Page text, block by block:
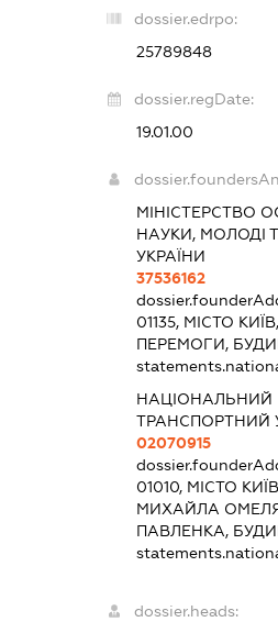
dossier.edrpo:
25789848
dossier.regDate:
19.01.00
МІНІСТЕРСТВО
НАУКИ, МОЛОДІ
УКРАЇНИ
37536162
01135, МІСТО
ПЕРЕМОГИ,
НАЦІОНАЛЬНИЙ
ТРАНСПОРТНИЙ
02070915
01010, МІСТО
МИХАЙЛА
ПАВЛЕНКА,
dossier.heads: